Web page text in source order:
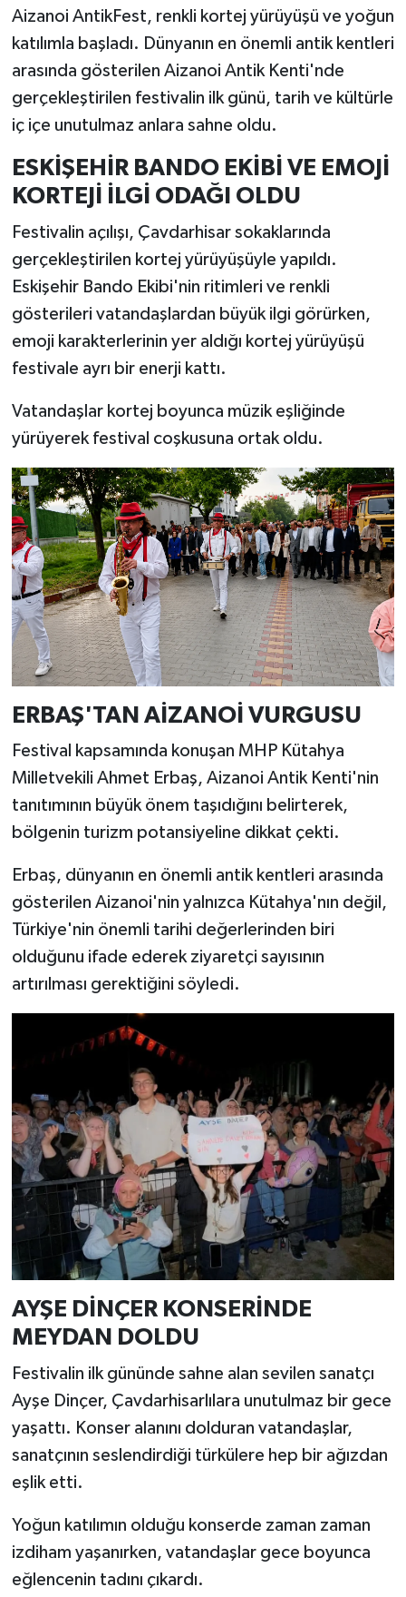
Aizanoi AntikFest, renkli kortej yürüyüşü ve yoğun
katılımla başladı. Dünyanın en önemli antik kentleri
arasında gösterilen Aizanoi Antik Kenti'nde
gerçekleştirilen festivalin ilk günü, tarih ve kültürle
iç içe unutulmaz anlara sahne oldu.
ESKİŞEHİR BANDO EKİBİ VE EMOJİ
KORTEJİ İLGİ ODAĞI OLDU
Festivalin açılışı, Çavdarhisar sokaklarında
gerçekleştirilen kortej yürüyüşüyle yapıldı.
Eskişehir Bando Ekibi'nin ritimleri ve renkli
gösterileri vatandaşlardan büyük ilgi görürken,
emoji karakterlerinin yer aldığı kortej yürüyüşü
festivale ayrı bir enerji kattı.
Vatandaşlar kortej boyunca müzik eşliğinde
yürüyerek festival coşkusuna ortak oldu.
ERBAŞ'TAN AİZANOİ VURGUSU
Festival kapsamında konuşan MHP Kütahya
Milletvekili Ahmet Erbaş, Aizanoi Antik Kenti'nin
tanıtımının büyük önem taşıdığını belirterek,
bölgenin turizm potansiyeline dikkat çekti.
Erbaş, dünyanın en önemli antik kentleri arasında
gösterilen Aizanoi'nin yalnızca Kütahya'nın değil,
Türkiye'nin önemli tarihi değerlerinden biri
olduğunu ifade ederek ziyaretçi sayısının
artırılması gerektiğini söyledi.
AYŞE DİNÇER KONSERİNDE
MEYDAN DOLDU
Festivalin ilk gününde sahne alan sevilen sanatçı
Ayşe Dinçer, Çavdarhisarlılara unutulmaz bir gece
yaşattı. Konser alanını dolduran vatandaşlar,
sanatçının seslendirdiği türkülere hep bir ağızdan
eşlik etti.
Yoğun katılımın olduğu konserde zaman zaman
izdiham yaşanırken, vatandaşlar gece boyunca
eğlencenin tadını çıkardı.
Teknoloji
Vefat Haberleri
Yaşam